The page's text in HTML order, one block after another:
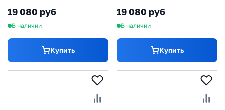
19 080 руб
В наличии
Купить
19 080 руб
В наличии
Купить